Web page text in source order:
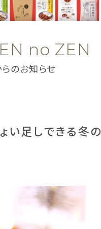
no ZEN
のお知らせ
い足しできる冬の